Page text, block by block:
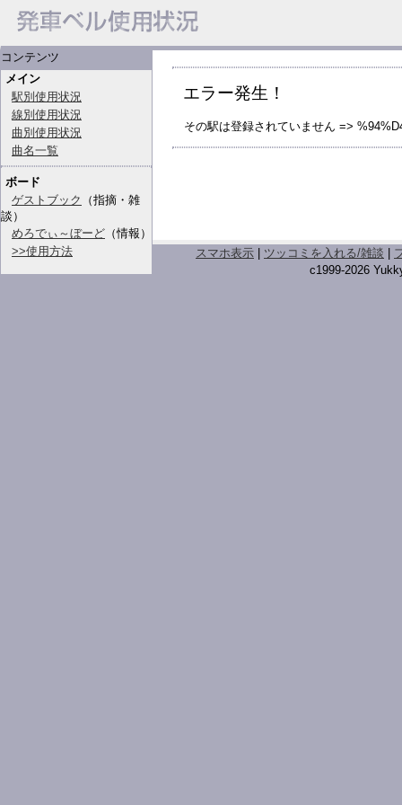
コンテンツ
メイン
駅別使用状況
線別使用状況
曲別使用状況
曲名一覧
ボード
ゲストブック
（指摘・雑
談）
めろでぃ～ぼーど （情報）
>>使用方法
エラー発生！
その駅は登録されていません =>
スマホ表示 ツッコミを入れる/雑談
c1999-2026